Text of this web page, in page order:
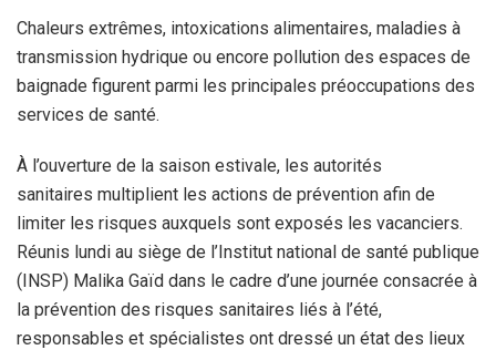
Chaleurs extrêmes, intoxications alimentaires, maladies à
transmission hydrique ou encore pollution des espaces de
baignade figurent parmi les principales préoccupations des
services de santé.
À l’ouverture de la saison estivale, les autorités
sanitaires multiplient les actions de prévention afin de
limiter les risques auxquels sont exposés les vacanciers.
Réunis lundi au siège de l’Institut national de santé publique
(INSP) Malika Gaïd dans le cadre d’une journée consacrée à
la prévention des risques sanitaires liés à l’été,
responsables et spécialistes ont dressé un état des lieux